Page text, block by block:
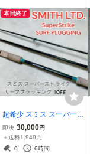
本日終了
超希少 スミス スーパース
トライク サーフプラッギ
ング 10f
即決 30,000円
＋送料1,940円
0
6時間